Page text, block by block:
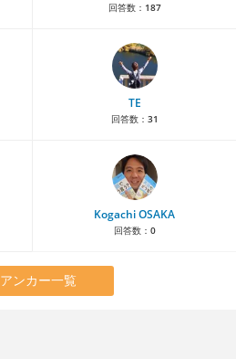
回答数： 187
TE
回答数： 31
Kogachi OSAKA
回答数： 0
アンカー一覧